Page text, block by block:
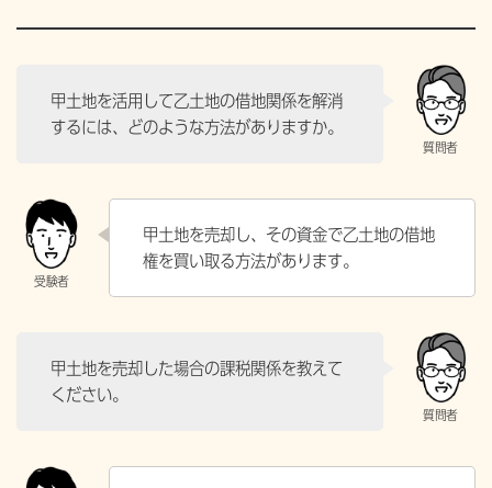
甲土地を活用して乙土地の借地関係を解消
するには、どのような方法がありますか。
甲土地を売却し、その資金で乙土地の借地
権を買い取る方法があります。
甲土地を売却した場合の課税関係を教えて
ください。